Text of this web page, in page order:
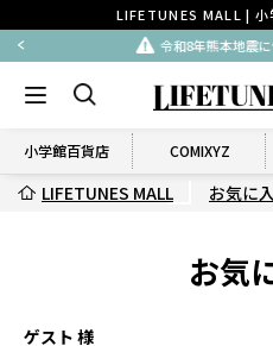
LIFETUNES MALL | 小
令和8年熊本地震に
小学館百貨店 COMIXYZ
LIFETUNES MALL お気に
お気
ゲスト 様